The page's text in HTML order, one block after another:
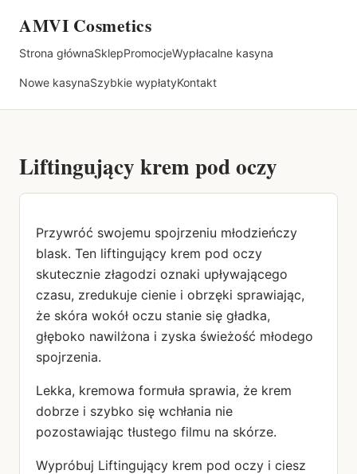
AMVI Cosmetics
Strona głównaSklepPromocjeWypłacalne kasyna
Nowe kasynaSzybkie wypłatyKontakt
Liftingujący krem pod oczy
Przywróć swojemu spojrzeniu młodzieńczy
blask. Ten liftingujący krem pod oczy
skutecznie złagodzi oznaki upływającego
czasu, zredukuje cienie i obrzęki sprawiając,
że skóra wokół oczu stanie się gładka,
głęboko nawilżona i zyska świeżość młodego
spojrzenia.
Lekka, kremowa formuła sprawia, że krem
dobrze i szybko się wchłania nie
pozostawiając tłustego filmu na skórze.
Wypróbuj Liftingujący krem pod oczy i ciesz